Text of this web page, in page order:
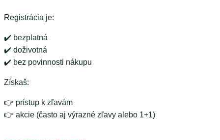
Registrácia je:
✔️ bezplatná
✔️ doživotná
✔️ bez povinnosti nákupu
Získaš:
👉 prístup k zľavám
👉 akcie (často aj výrazné zľavy alebo 1+1)